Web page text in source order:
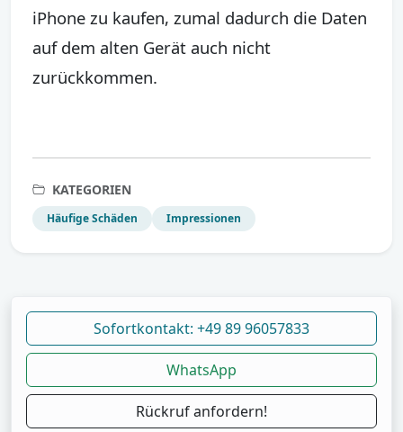
iPhone zu kaufen, zumal dadurch die Daten
auf dem alten Gerät auch nicht
zurückkommen.
KATEGORIEN
Häufige Schäden Impressionen
Sofortkontakt: +49 89 96057833
WhatsApp
Rückruf anfordern!